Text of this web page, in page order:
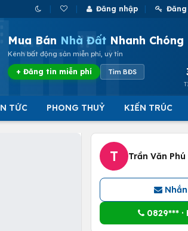
Đăng nhập
Mua Bán Nhà Đất Nhanh Chóng
Kênh bất động sản miễn phí, uy tín
+ Đăng tin miễn phí Tìm BĐS
TỨC PHONG THUỶ KIẾN TRÚC
T Trần Văn Phú
0829*** ·